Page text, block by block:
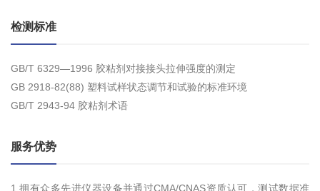
检测标准
GB/T 6329—1996 胶粘剂对接接头拉伸强度的测定
GB 2918-82(88) 塑料试样状态调节和试验的标准环境
GB/T 2943-94 胶粘剂术语
服务优势
1.拥有众多先进仪器设备并通过CMA/CNAS资质认可，测试数据准